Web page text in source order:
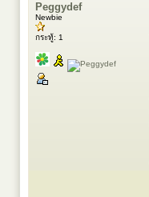
Peggydef
Newbie
กระทู้: 1